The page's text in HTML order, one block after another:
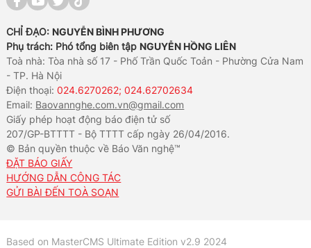
CHỈ ĐẠO: NGUYỄN BÌNH PHƯƠNG
Phụ trách: Phó tổng biên tập NGUYỄN HỒNG LIÊN
Toà nhà: Tòa nhà số 17 - Phố Trần Quốc Toản - Phường Cửa Nam
- TP. Hà Nội
Điện thoại:024.6270262; 024.62702634
Email: Baovannghe.com.vn@gmail.com
Giấy phép hoạt động báo điện tử số
207/GP-BTTTT - Bộ TTTT cấp ngày 26/04/2016.
© Bản quyền thuộc về Báo Văn nghệ™
ĐẶT BÁO GIẤY
HƯỚNG DẪN CÔNG TÁC
GỬI BÀI ĐẾN TOÀ SOẠN
Based on MasterCMS Ultimate Edition v2.9 2024